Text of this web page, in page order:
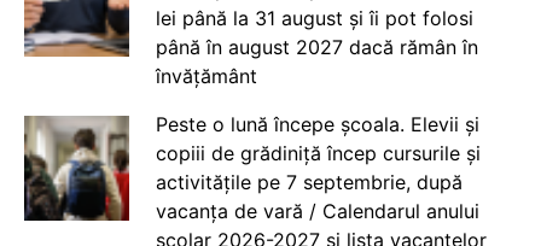
lei până la 31 august și îi pot folosi
până în august 2027 dacă rămân în
învățământ
Peste o lună începe școala. Elevii și
copiii de grădiniță încep cursurile și
activitățile pe 7 septembrie, după
vacanța de vară / Calendarul anului
școlar 2026-2027 și lista vacanțelor